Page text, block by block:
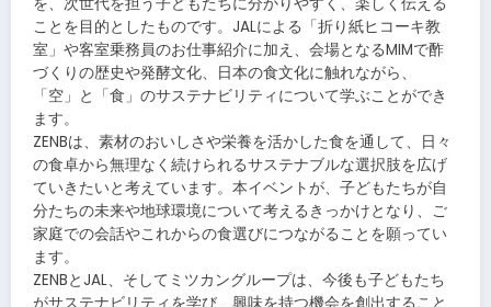
ことを目的としたものです。JALによる「折り紙ヒコーキ教
室」や客室乗務員のお仕事紹介に加え、会場となるMIMで酢
づくりの歴史や発酵文化、日本の食文化に触れながら、
「空」と「食」のサステナビリティについて学ぶことができ
ます。
ZENBは、素材のおいしさや栄養を活かした食を通して、日々
の食卓から無理なく続けられるサステナブルな選択肢を広げ
ていきたいと考えています。本イベントが、子どもたちが自
分たちの未来や地球環境について考えるきっかけとなり、ご
家庭での会話やこれからの食選びにつながることを願ってい
ます。
ZENBとJAL、そしてミツカングループは、今後も子どもたち
がサステナビリティを学び、興味を持つ機会を創出すること